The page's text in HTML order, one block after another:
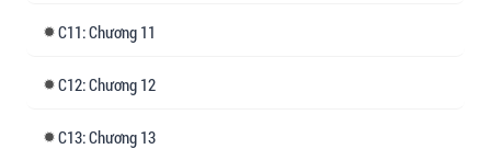
11: Chương 11
12: Chương 12
13: Chương 13